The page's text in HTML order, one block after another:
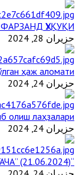
ҲУҚУҚИ
حزيران 28, 2024
ҳаж аломати
حزيران 24, 2024
олиш лаҳзалари
حزيران 24, 2024
“ЖУМАДАН ЖУМАГАЧА” (21.06.2024)